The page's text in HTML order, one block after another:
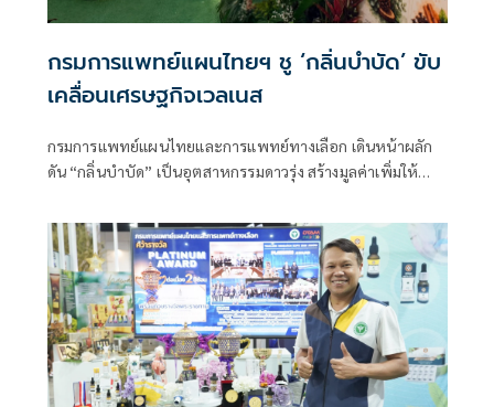
กรมการแพทย์แผนไทยฯ ชู ‘กลิ่นบำบัด’ ขับ
เคลื่อนเศรษฐกิจเวลเนส
กรมการแพทย์แผนไทยและการแพทย์ทางเลือก เดินหน้าผลัก
ดัน “กลิ่นบำบัด” เป็นอุตสาหกรรมดาวรุ่ง สร้างมูลค่าเพิ่มให้